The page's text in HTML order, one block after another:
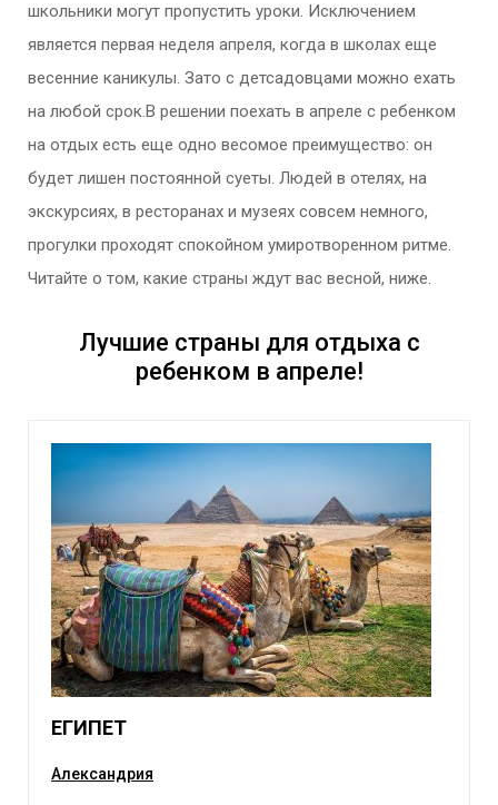
школьники могут пропустить уроки. Исключением
является первая неделя апреля, когда в школах еще
весенние каникулы. Зато с детсадовцами можно ехать
на любой срок.В решении поехать в апреле с ребенком
на отдых есть еще одно весомое преимущество: он
будет лишен постоянной суеты. Людей в отелях, на
экскурсиях, в ресторанах и музеях совсем немного,
прогулки проходят спокойном умиротворенном ритме.
Читайте о том, какие страны ждут вас весной, ниже.
Лучшие страны для отдыха с
ребенком в апреле!
ЕГИПЕТ
Александрия